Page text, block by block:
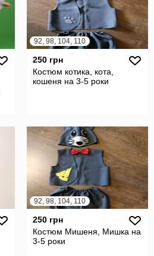
92, 98, 104, 110
250 грн
Костюм котика, кота,
кошеня на 3-5 роки
92, 98, 104, 110
250 грн
Костюм Мишеня, Мишка на
3-5 роки